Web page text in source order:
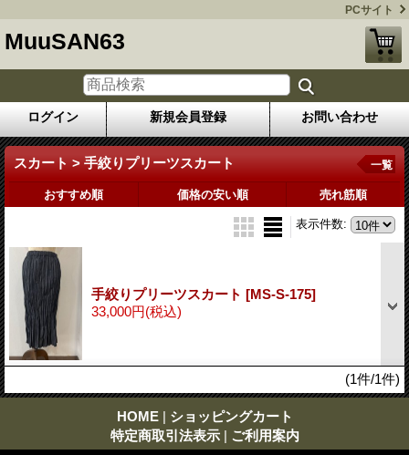
PCサイト
MuuSAN63
ログイン 新規会員登録 お問い合わせ
スカート > 手絞りプリーツスカート 一覧
おすすめ順 価格の安い順 売れ筋順
表示件数:
手絞りプリーツスカート [MS-S-175]
33,000円(税込)
(1件/1件)
HOME | ショッピングカート
特定商取引法表示 | ご利用案内